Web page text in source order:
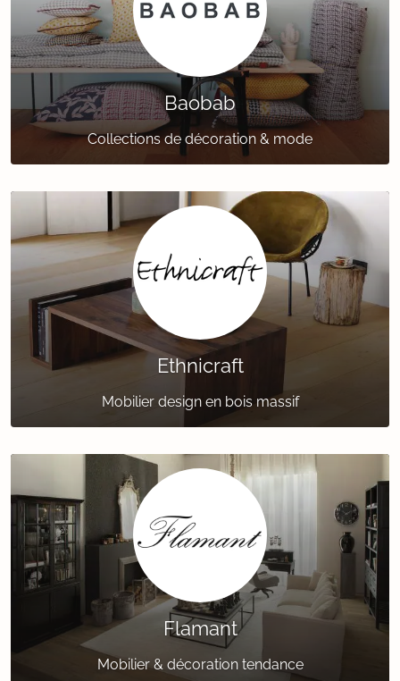
Baobab
Collections de décoration & mode
Ethnicraft
Mobilier design en bois massif
Flamant
Mobilier & décoration tendance